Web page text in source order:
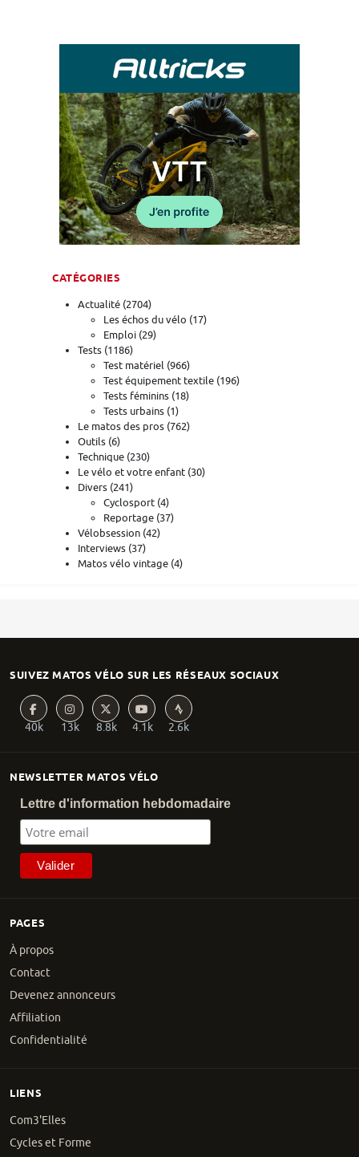
CATÉGORIES
Actualité (2704)
Les échos du vélo (17)
Emploi (29)
Tests (1186)
Test matériel (966)
Test équipement textile (196)
Tests féminins (18)
Tests urbains (1)
Le matos des pros (762)
Outils (6)
Technique (230)
Le vélo et votre enfant (30)
Divers (241)
Cyclosport (4)
Reportage (37)
Vélobsession (42)
Interviews (37)
Matos vélo vintage (4)
PAGES
À propos
Contact
Devenez annonceurs
Affiliation
Confidentialité
NEWSLETTER MATOS VÉLO
Lettre d'information hebdomadaire
SUIVEZ MATOS VÉLO SUR LES RÉSEAUX SOCIAUX
40k 13k 8.8k 4.1k 2.6k
LIENS
Com3'Elles
Cycles et Forme